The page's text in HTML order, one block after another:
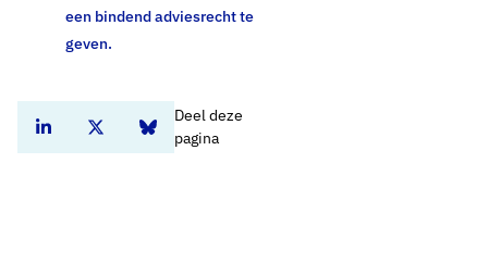
Harrie Timmer
drs. Arjen Frentz
Manager Beleid, plv. directeur
een bindend adviesrecht te
geven.
Deel deze
pagina
Deel dit artikel op Linkedin
Deel dit artikel op Twitter
Deel dit artikel op Bluesky